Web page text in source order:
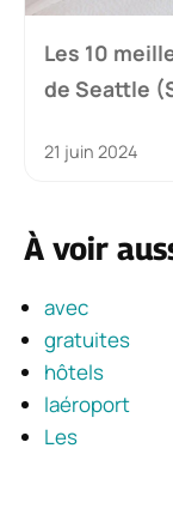
Les 10
de Seattle
21 juin 2024
À voir
avec
gratuites
hôtels
laéroport
Les